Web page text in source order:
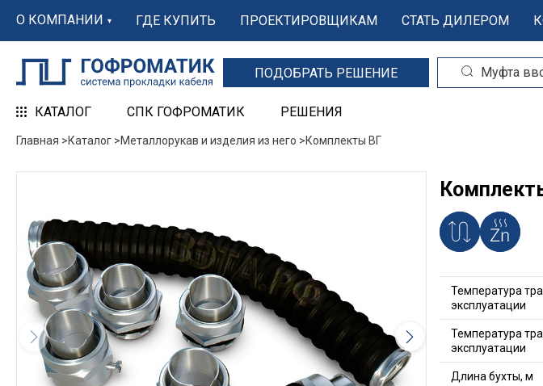
О КОМПАНИИ ГДЕ КУПИТЬ ПРОЕКТИРОВЩИКАМ СТАТЬ ДИЛЕРОМ
ПОДОБРАТЬ РЕШЕНИЕ
КАТАЛОГ СПК ГОФРОМАТИК РЕШЕНИЯ
Главная >Каталог >Металлорукав и изделия из него >Комплекты ВГ
Температура
эксплуатации
Температура
эксплуатации
Длина бухты, м